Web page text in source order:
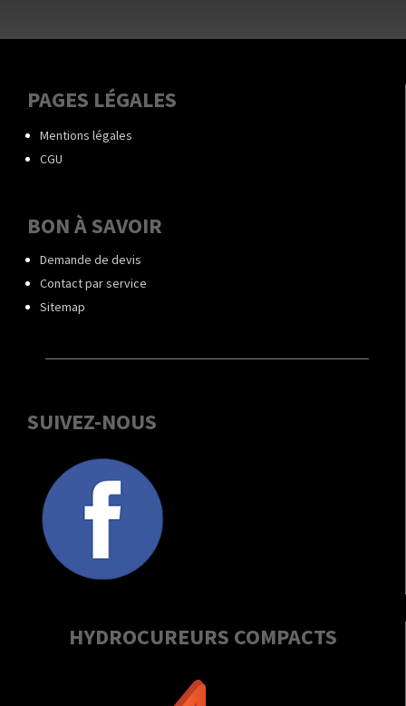
PAGES LÉGALES
Mentions légales
CGU
BON À SAVOIR
Demande de devis
Contact par service
Sitemap
SUIVEZ-NOUS
HYDROCUREURS COMPACTS